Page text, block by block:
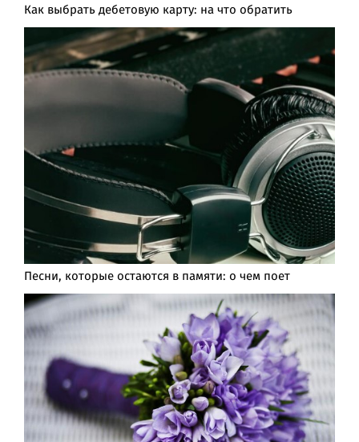
Как выбрать дебетовую карту: на что обратить
Песни, которые остаются в памяти: о чем поет